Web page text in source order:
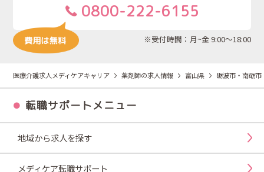
0800-222-6155
※受付時間：月~金 9:00～18:00
医療介護求人メディケアキャリア 薬剤師の求人情報 富山県 砺波市・南砺市
転職サポートメニュー
地域から求人を探す
メディケア転職サポート